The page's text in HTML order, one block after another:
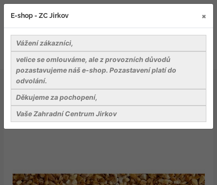
Kameny a dekorativní stěrky
Giallo Siena, drť žlutohnědá, frakce 5-8 mm, pytel 25 kg
E-shop - ZC Jirkov ×
Vážení zákazníci,
velice se omlouváme, ale z provozních důvodů
pozastavujeme náš e-shop. Pozastavení platí do
odvolání.
Děkujeme za pochopení,
Vaše Zahradní Centrum Jirkov